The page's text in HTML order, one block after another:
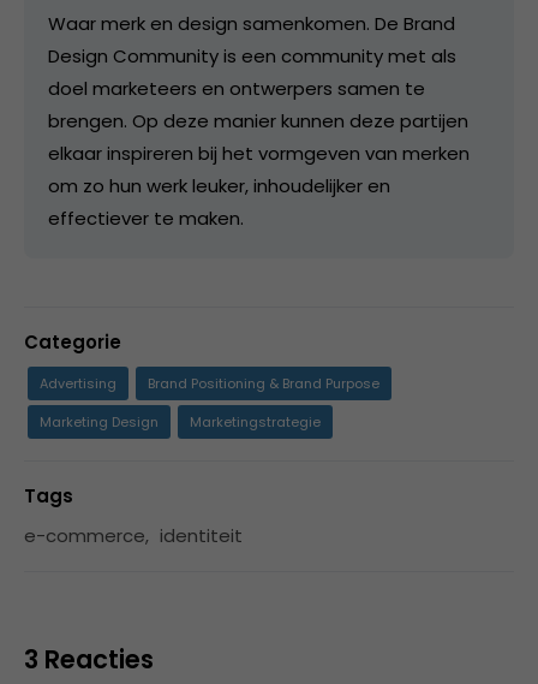
Waar merk en design samenkomen. De Brand
Design Community is een community met als
doel marketeers en ontwerpers samen te
brengen. Op deze manier kunnen deze partijen
elkaar inspireren bij het vormgeven van merken
om zo hun werk leuker, inhoudelijker en
effectiever te maken.
Categorie
Advertising
Brand Positioning & Brand Purpose
Marketing Design
Marketingstrategie
Tags
e-commerce, identiteit
3 Reacties